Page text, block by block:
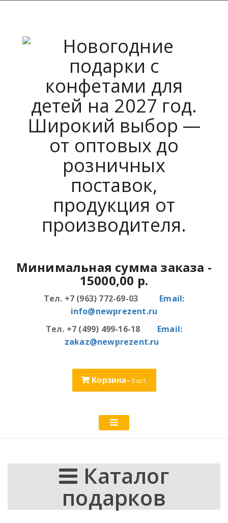
Минимальная сумма заказа -
15000,00 р.
Тел. +7 (963) 772-69-03 Email:
info@newprezent.ru
Тел. +7 (499) 499-16-18 Email:
zakaz@newprezent.ru
Корзина- 0шт.
Каталог
подарков